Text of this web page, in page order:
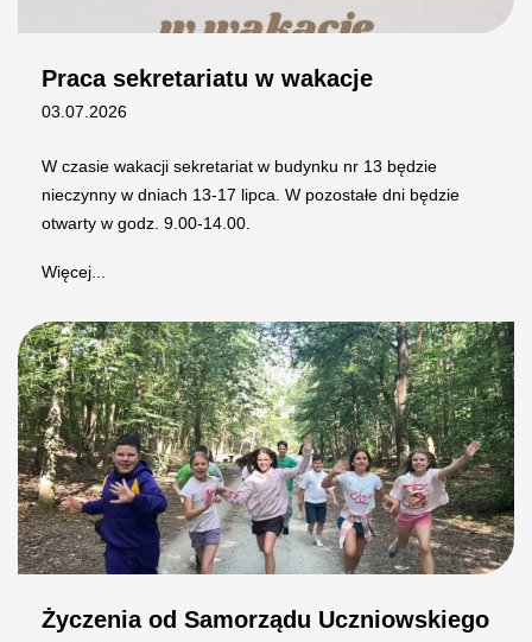
Praca sekretariatu w wakacje
03.07.2026
W czasie wakacji sekretariat w budynku nr 13 będzie
nieczynny w dniach 13-17 lipca. W pozostałe dni będzie
otwarty w godz. 9.00-14.00.
Więcej...
Życzenia od Samorządu Uczniowskiego